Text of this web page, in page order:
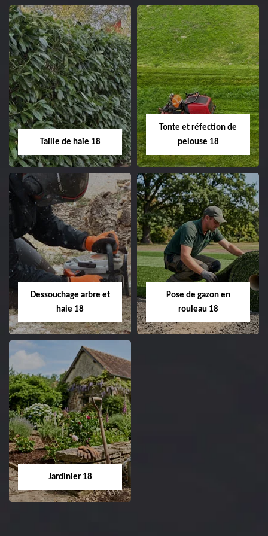
02.52.56.49.40
Elagage d'arbre 18
Entreprise élagage
d'arbre 18 Cher tel:
02.52.56.49.40
Abattage d'arbres
18
Entreprise abattage
Taille de haie 18
Taille de haie 18
Entreprise taille de haie
18 Cher tel:
02.52.56.49.40
Tonte et réfection de
pelouse 18
Tonte et réfection
de pelouse 18
Entreprise tonte et
Cher tel: 02.52.56.49.40
Dessouchage arbre et
haie 18
Dessouchage arbre
et haie 18
Entreprise dessouchage
arbre et haie 18 Cher
Pose de gazon en
rouleau 18
Jardinier 18